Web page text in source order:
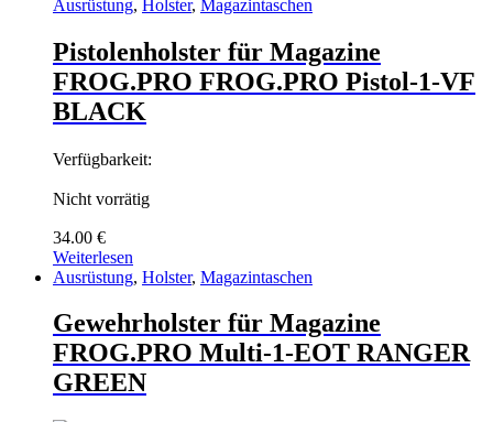
Ausrüstung, Holster, Magazintaschen
Pistolenholster für Magazine
FROG.PRO FROG.PRO Pistol-1-VF
BLACK
Verfügbarkeit:
Nicht vorrätig
34.00 €
Weiterlesen
Ausrüstung, Holster, Magazintaschen
Gewehrholster für Magazine
FROG.PRO Multi-1-EOT RANGER
GREEN